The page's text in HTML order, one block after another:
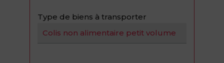
Type de biens à transporter